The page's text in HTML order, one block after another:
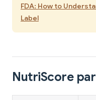
FDA: How to
Label
NutriScore